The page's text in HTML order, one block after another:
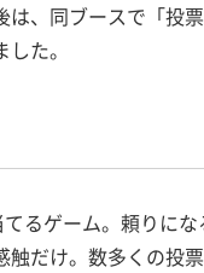
は、同ブースで「投
た。
るゲーム。頼りに
触だけ。数多くの投